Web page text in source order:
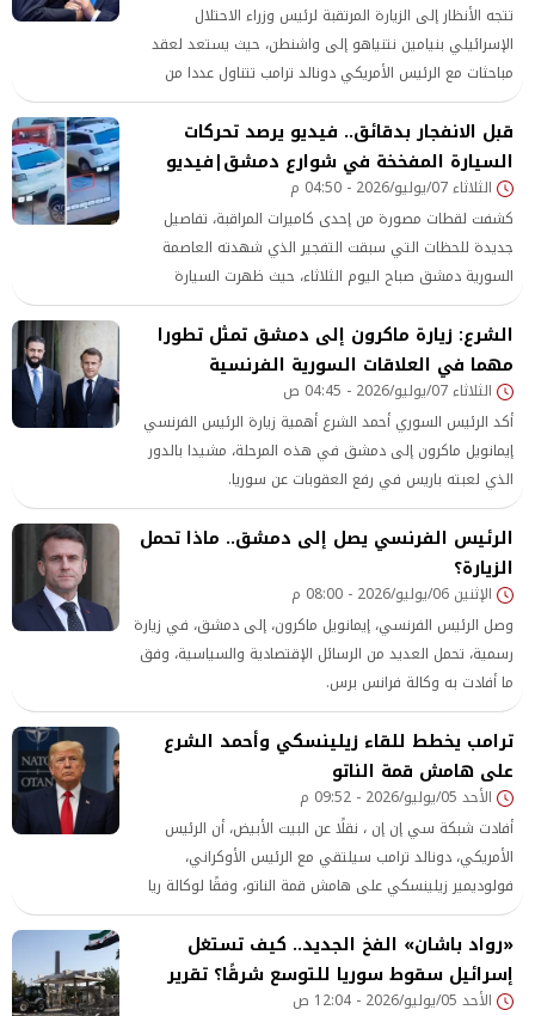
تتجه الأنظار إلى الزيارة المرتقبة لرئيس وزراء الاحتلال
الإسرائيلي بنيامين نتنياهو إلى واشنطن، حيث يستعد لعقد
مباحثات مع الرئيس الأمريكي دونالد ترامب تتناول عددا من
الملفات الإقليمية، يتصدرها الملف الإيراني، إلى جانب تطورات
الأوضاع في غزة ولبنان وسوريا والضفة الغربية.
قبل الانفجار بدقائق.. فيديو يرصد تحركات
السيارة المفخخة في شوارع دمشق|فيديو
الثلاثاء 07/يوليو/2026 - 04:50 م
كشفت لقطات مصورة من إحدى كاميرات المراقبة، تفاصيل
جديدة للحظات التي سبقت التفجير الذي شهدته العاصمة
السورية دمشق صباح اليوم الثلاثاء، حيث ظهرت السيارة
المفخخة أثناء تحركها في أحد شوارع المدينة قبل وصولها إلى
الموقع المستهدف، وفقًا لصحيفة المرصد.
الشرع: زيارة ماكرون إلى دمشق تمثل تطورا
مهما في العلاقات السورية الفرنسية
الثلاثاء 07/يوليو/2026 - 04:45 ص
أكد الرئيس السوري أحمد الشرع أهمية زيارة الرئيس الفرنسي
إيمانويل ماكرون إلى دمشق في هذه المرحلة، مشيدا بالدور
الذي لعبته باريس في رفع العقوبات عن سوريا.
الرئيس الفرنسي يصل إلى دمشق.. ماذا تحمل
الزيارة؟
الإثنين 06/يوليو/2026 - 08:00 م
وصل الرئيس الفرنسي، إيمانويل ماكرون، إلى دمشق، في زيارة
رسمية، تحمل العديد من الرسائل الإقتصادية والسياسية، وفق
ما أفادت به وكالة فرانس برس.
ترامب يخطط للقاء زيلينسكي وأحمد الشرع
على هامش قمة الناتو
الأحد 05/يوليو/2026 - 09:52 م
أفادت شبكة سي إن إن ، نقلًا عن البيت الأبيض، أن الرئيس
الأمريكي، دونالد ترامب سيلتقي مع الرئيس الأوكراني،
فولوديمير زيلينسكي على هامش قمة الناتو، وفقًا لوكالة ريا
نوفوستي.
«رواد باشان» الفخ الجديد.. كيف تستغل
إسرائيل سقوط سوريا للتوسع شرقًا؟ تقرير
الأحد 05/يوليو/2026 - 12:04 ص